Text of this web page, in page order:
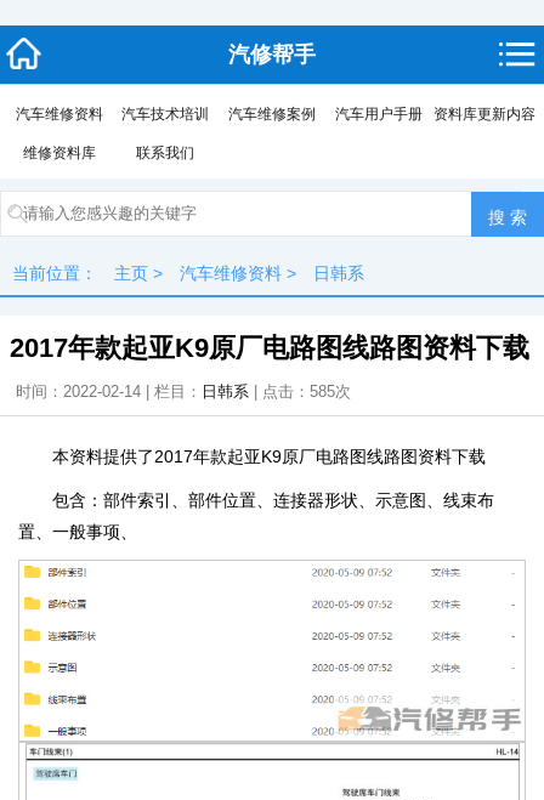
汽修帮手
汽车维修资料 汽车技术培训 汽车维修案例 汽车用户手册 资料库更新内容
维修资料库 联系我们
当前位置： 主页 > 汽车维修资料 > 日韩系
2017年款起亚K9原厂电路图线路图资料下载
时间：2022-02-14 | 栏目： 日韩系 | 点击： 585次
本资料提供了2017年款起亚K9原厂电路图线路图资料下载
包含：部件索引、部件位置、连接器形状、示意图、线束布
置、一般事项、